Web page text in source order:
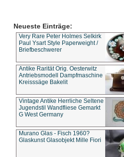
Neueste Einträge:
Very Rare Peter Holmes Selkirk
Paul Ysart Style Paperweight /
Briefbeschwerer
Antike Rarität Orig. Oesterwitz
Antriebsmodell Dampfmaschine
Kreisssäge Bakelit
Vintage Antike Herrliche Seltene
Jugendstil Wandfliese Gemarkt
G West Germany
Murano Glas - Fisch 1960?
Glaskunst Glasobjekt Mille Fiori